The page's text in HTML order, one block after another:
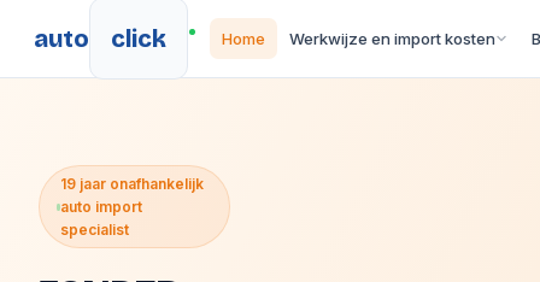
auto click Home Werkwijze en import kosten
19 jaar onafhankelijk
auto import
specialist